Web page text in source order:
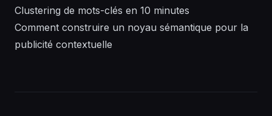
Clustering de mots-clés en 10 minutes
Comment construire un noyau sémantique pour la
publicité contextuelle